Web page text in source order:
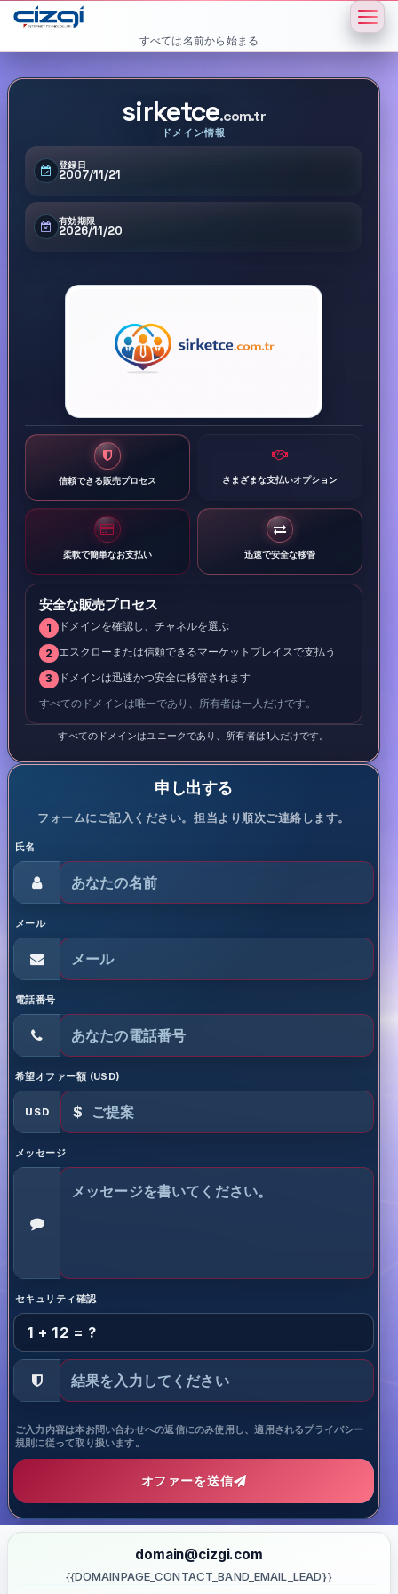
すべては名前から始まる
sirketce.com.tr
ドメイン情報
登録日
2007/11/21
有効期限
2026/11/20
信頼できる販売プロセス さまざまな支払いオプション
柔軟で簡単なお支払い 迅速で安全な移管
安全な販売プロセス
1 ドメインを確認し、チャネルを選ぶ
2 エスクローまたは信頼できるマーケットプレイスで支払う
3 ドメインは迅速かつ安全に移管されます
すべてのドメインは唯一であり、所有者は一人だけです。
すべてのドメインはユニークであり、所有者は1人だけです。
申し出する
フォームにご記入ください。担当より順次ご連絡します。
氏名
メール
電話番号
希望オファー額 (USD)
USD $
メッセージ
セキュリティ確認
1 + 12 = ?
ご入力内容は本お問い合わせへの返信にのみ使用し、適用されるプライバシー
規則に従って取り扱います。
オファーを送信
domain@cizgi.com
{{DOMAINPAGE_CONTACT_BAND_EMAIL_LEAD}}